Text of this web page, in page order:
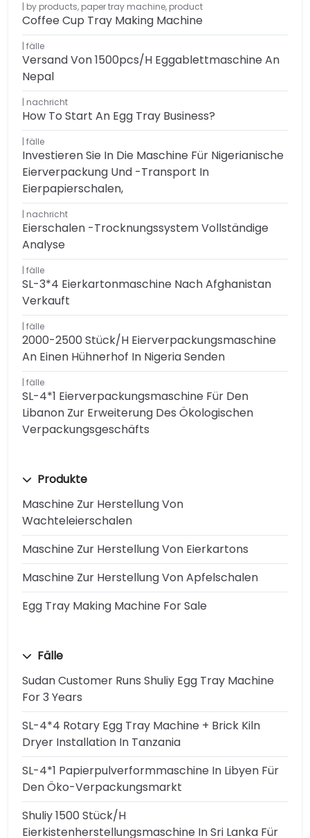
by products, paper tray machine, product
Coffee Cup Tray Making Machine
fälle
Versand Von 1500pcs/h Eggablettmaschine An
Nepal
nachricht
How To Start An Egg Tray Business?
fälle
Investieren Sie In Die Maschine Für Nigerianische
Eierverpackung Und -transport In
Eierpapierschalen,
nachricht
Eierschalen -Trocknungssystem Vollständige
Analyse
fälle
SL-3*4 Eierkartonmaschine Nach Afghanistan
Verkauft
fälle
2000-2500 Stück/h Eierverpackungsmaschine
An Einen Hühnerhof In Nigeria Senden
fälle
SL-4*1 Eierverpackungsmaschine Für Den
Libanon Zur Erweiterung Des Ökologischen
Verpackungsgeschäfts
Produkte
Maschine Zur Herstellung Von
Wachteleierschalen
Maschine Zur Herstellung Von Eierkartons
Maschine Zur Herstellung Von Apfelschalen
Egg Tray Making Machine For Sale
Fälle
Sudan Customer Runs Shuliy Egg Tray Machine
For 3 Years
SL-4*4 Rotary Egg Tray Machine + Brick Kiln
Dryer Installation In Tanzania
SL-4*1 Papierpulverformmaschine In Libyen Für
Den Öko-Verpackungsmarkt
Shuliy 1500 Stück/h
Eierkistenherstellungsmaschine In Sri Lanka Für